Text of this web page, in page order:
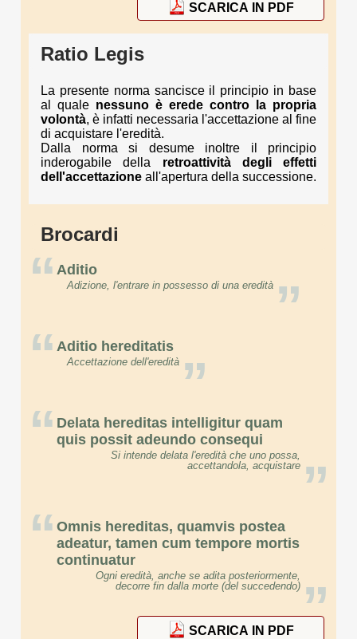
SCARICA IN PDF
Ratio Legis
La presente norma sancisce il principio in base
al quale nessuno è erede contro la propria
volontà, è infatti necessaria l'accettazione al fine
di acquistare l'eredità.
Dalla norma si desume inoltre il principio
inderogabile della retroattività degli effetti
dell'accettazione all'apertura della successione.
Brocardi
“ Aditio
”
Adizione, l'entrare in possesso di una eredità
“ Aditio hereditatis
”
Accettazione dell'eredità
“ Delata hereditas intelligitur quam
quis possit adeundo consequi
”
Si intende delata l'eredità che uno possa,
accettandola, acquistare
“ Omnis hereditas, quamvis postea
adeatur, tamen cum tempore mortis
continuatur
”
Ogni eredità, anche se adita posteriormente,
decorre fin dalla morte (del succedendo)
SCARICA IN PDF